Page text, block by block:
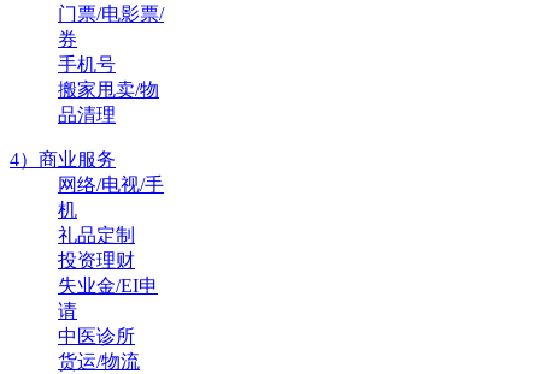
门票/电影票/
券
手机号
搬家甩卖/物
品清理
4）商业服务
网络/电视/手
机
礼品定制
投资理财
失业金/EI申
请
中医诊所
货运/物流